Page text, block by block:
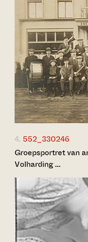
4. 552_330246
Groepsportret van
Volharding …